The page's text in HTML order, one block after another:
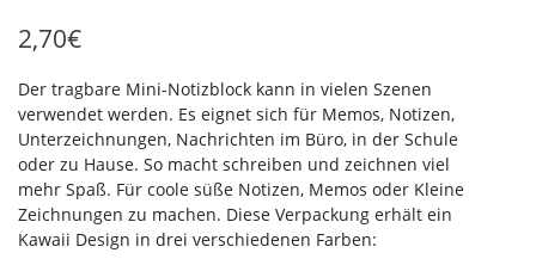
2,70€
Der tragbare Mini-Notizblock kann in vielen Szenen
verwendet werden. Es eignet sich für Memos, Notizen,
Unterzeichnungen, Nachrichten im Büro, in der Schule
oder zu Hause. So macht schreiben und zeichnen viel
mehr Spaß. Für coole süße Notizen, Memos oder Kleine
Zeichnungen zu machen. Diese Verpackung erhält ein
Kawaii Design in drei verschiedenen Farben: